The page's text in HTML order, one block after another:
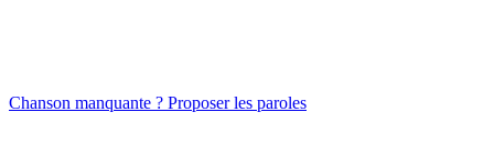
Chanson manquante ? Proposer les paroles